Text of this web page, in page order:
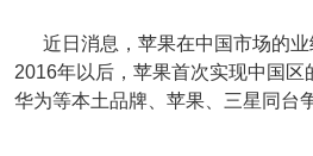
近日消息，苹果在中国市场的业
2016年以后，苹果首次实现中国区
华为等本土品牌、苹果、三星同台